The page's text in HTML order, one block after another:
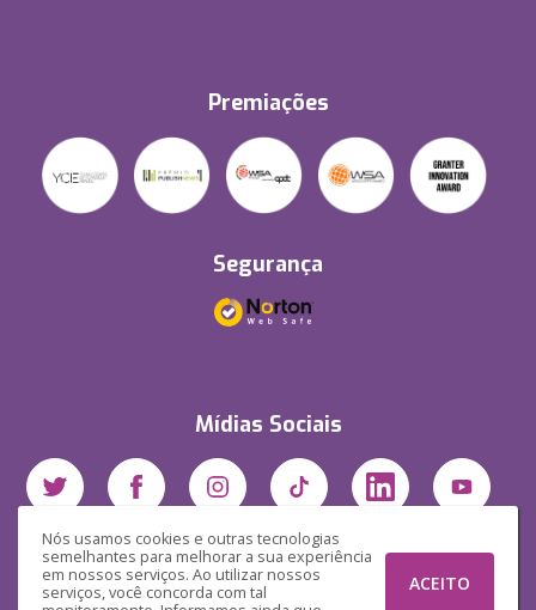
Nós usamos cookies e outras tecnologias
semelhantes para melhorar a sua experiência
em nossos serviços. Ao utilizar nossos
serviços, você concorda com tal
ACEITO
Premiações
Segurança
Mídias Sociais